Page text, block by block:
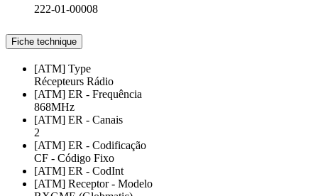
222-01-00008
Fiche technique
[ATM] Type
Récepteurs Rádio
[ATM] ER - Frequência
868MHz
[ATM] ER - Canais
2
[ATM] ER - Codificação
CF - Código Fixo
[ATM] ER - CodInt
[ATM] Receptor - Modelo